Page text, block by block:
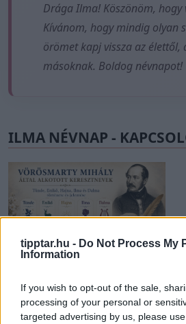
tipptar.hu - Do Not Process My
Information
If you wish to opt-out of the sale,
processing of your personal or
targeted advertising by us, please
Drága Ilma! Köszönöm, hogy
Kívánom, hogy mindig olyan
örömet kapj vissza az élettől,
másoknak. Boldog névnapot!
ILMA NÉVNAP -
Vörösmarty Mihály
Ilma és Dalma
A magyar keresztnevek között
amely nem évszázados